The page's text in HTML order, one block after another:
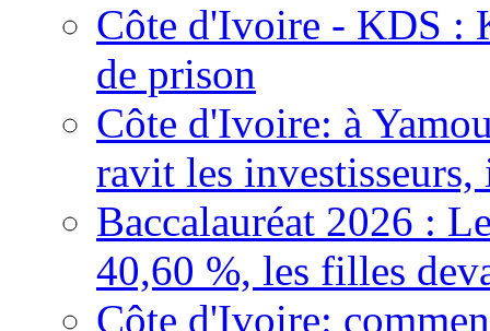
Côte d'Ivoire - KDS :
de prison
Côte d'Ivoire: à
ravit les
Baccalauréat 2026 :
40,60 %, les filles
Côte d'Ivoire: